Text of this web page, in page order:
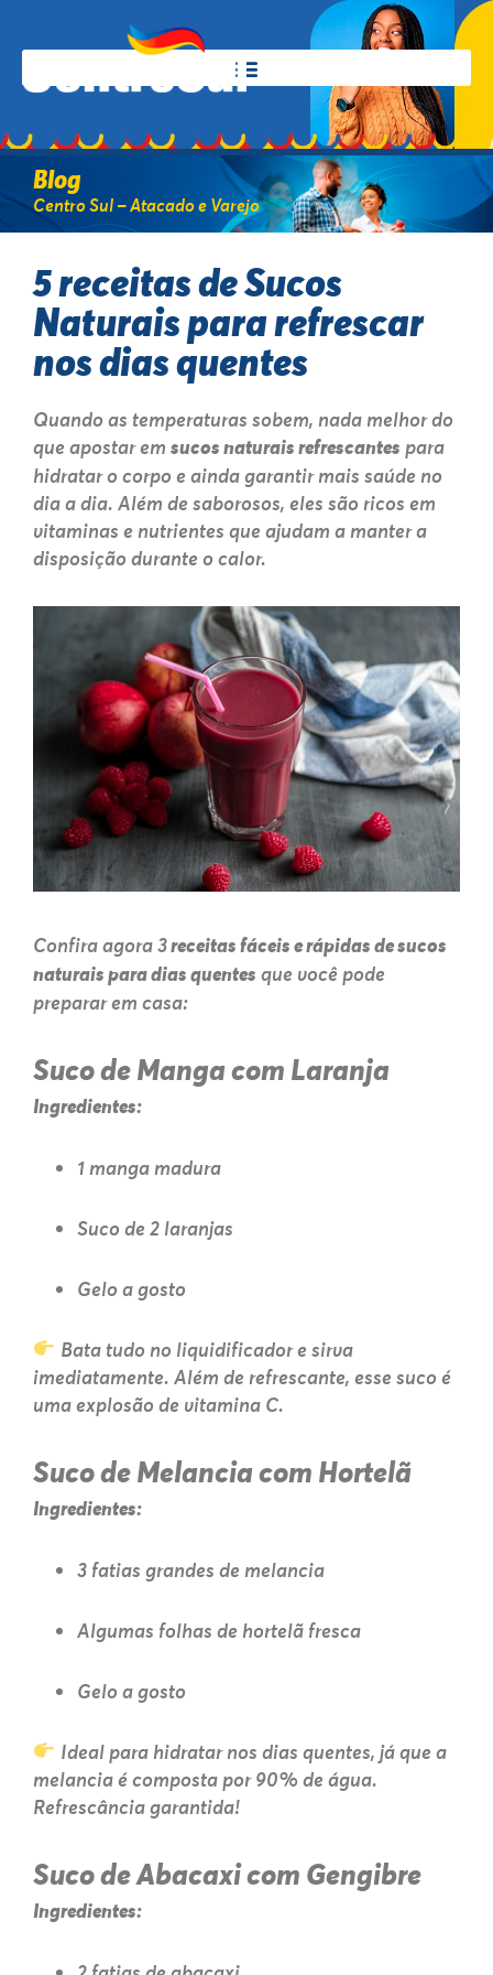
Blog
Centro Sul – Atacado e Varejo
5 receitas de Sucos
Naturais para refrescar
nos dias quentes
Quando as temperaturas sobem, nada melhor do
que apostar em sucos naturais refrescantes para
hidratar o corpo e ainda garantir mais saúde no
dia a dia. Além de saborosos, eles são ricos em
vitaminas e nutrientes que ajudam a manter a
disposição durante o calor.
Confira agora 3receitas fáceis e rápidas de sucos
naturais para dias quentes que você pode
preparar em casa:
Suco de Manga com Laranja
Ingredientes:
1 manga madura
Suco de 2 laranjas
Gelo a gosto
Bata tudo no liquidificador e sirva
imediatamente. Além de refrescante, esse suco é
uma explosão de vitamina C.
Suco de Melancia com Hortelã
Ingredientes:
3 fatias grandes de melancia
Algumas folhas de hortelã fresca
Gelo a gosto
Ideal para hidratar nos dias quentes, já que a
melancia é composta por 90% de água.
Refrescância garantida!
Suco de Abacaxi com Gengibre
Ingredientes: